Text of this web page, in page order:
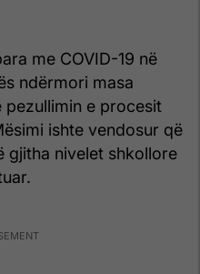
me COVID-19 në
ndërmori masa
e procesit
ishte vendosur që
gjitha nivelet shkollore